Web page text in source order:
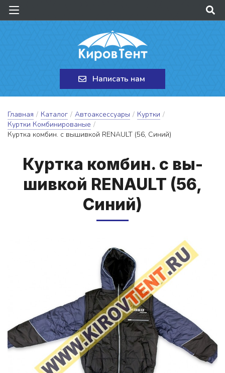
Написать нам
Главная / Каталог / Автоаксессуары / Куртки /
Куртки Комбинированые /
Куртка комбин. с вышивкой RENAULT (56, Синий)
Кур­тка ком­бин. с вы­
шив­кой RENAULT (56,
Си­ний)